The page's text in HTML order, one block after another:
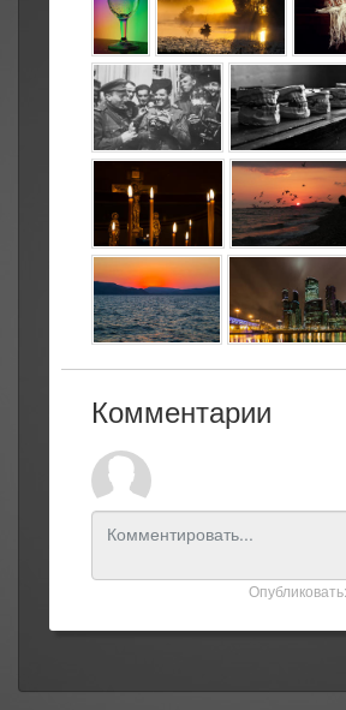
Комментарии